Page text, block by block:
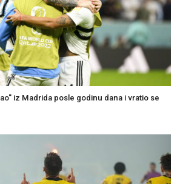
iz Madrida posle godinu dana i vratio se